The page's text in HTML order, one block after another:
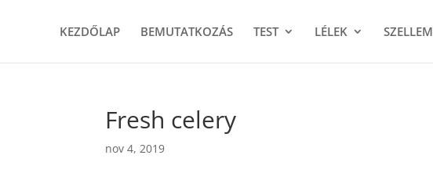
KEZDŐLAP BEMUTATKOZÁS TEST LÉLEK SZELLEM
Fresh celery
nov 4, 2019